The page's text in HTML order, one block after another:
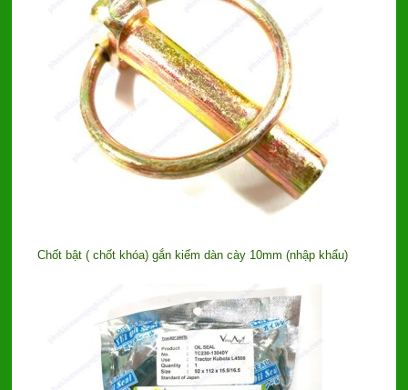
Chốt bật ( chốt khóa) gắn kiếm dàn cày 10mm (nhập khẩu)